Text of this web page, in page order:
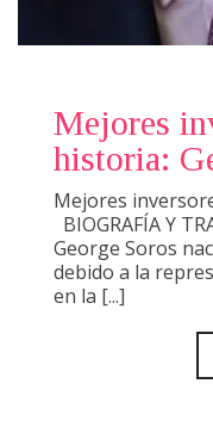
Mejores
historia:
Mejores
BIOGRAFÍA Y
George Soros
debido a la
en la [...]